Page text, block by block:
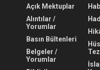
Açık Mektuplar
Alıntılar /
Yorumlar
Basın Bültenleri
Belgeler /
Yorumlar